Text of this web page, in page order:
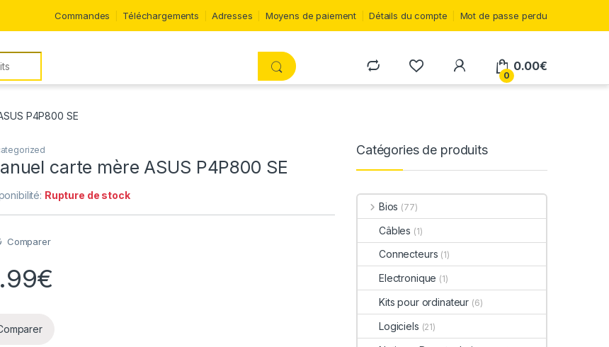
Commandes Téléchargements Adresses Moyens de paiement Détails du compte Mot de passe perdu
0
0.00€
P4P800 SE
carte mère ASUS P4P800 SE
Rupture de stock
Comparer
€
Catégories de produits
Bios (77)
Câbles (1)
Connecteurs (1)
Electronique (1)
Kits pour ordinateur (6)
Logiciels (21)